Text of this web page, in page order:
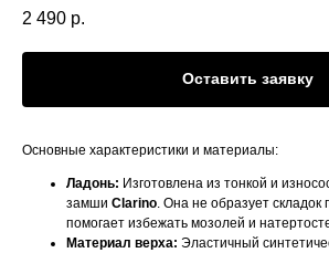
2 490 р.
Оставить заявку
Основные характеристики и материалы:
Ладонь: Изготовлена из тонкой и
замши Clarino . Она не образует складок
помогает избежать мозолей и
Материал верха: Эластичный